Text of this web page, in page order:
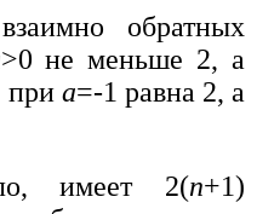
обратных
>0 не меньше 2, а
при а=-1 равна 2, а
имеет 2(n+1)